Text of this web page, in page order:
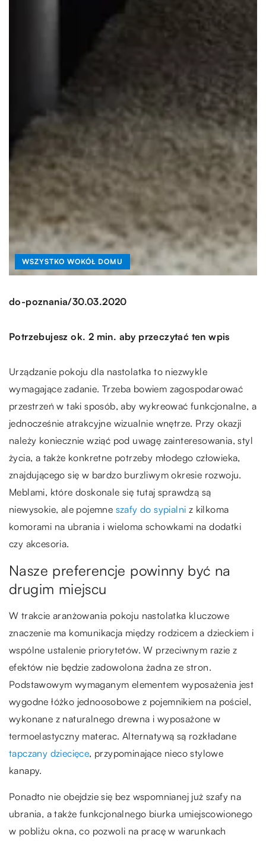
WSZYSTKO WOKÓŁ DOMU
do-poznania/30.03.2020
Potrzebujesz ok. 2 min. aby przeczytać ten wpis
Urządzanie pokoju dla nastolatka to niezwykle
wymagające zadanie. Trzeba bowiem zagospodarować
przestrzeń w taki sposób, aby wykreować funkcjonalne, a
jednocześnie atrakcyjne wizualnie wnętrze. Przy okazji
należy koniecznie wziąć pod uwagę zainteresowania, styl
życia, a także konkretne potrzeby młodego człowieka,
znajdującego się w bardzo burzliwym okresie rozwoju.
Meblami, które doskonale się tutaj sprawdzą są
niewysokie, ale pojemne szafy do sypialni z kilkoma
komorami na ubrania i wieloma schowkami na dodatki
czy akcesoria.
Nasze preferencje powinny być na
drugim miejscu
W trakcie aranżowania pokoju nastolatka kluczowe
znaczenie ma komunikacja między rodzicem a dzieckiem i
wspólne ustalenie priorytetów. W przeciwnym razie z
efektów nie będzie zadowolona żadna ze stron.
Podstawowym wymaganym elementem wyposażenia jest
wygodne łóżko jednoosobowe z pojemnikiem na pościel,
wykonane z naturalnego drewna i wyposażone w
termoelastyczny materac. Alternatywą są rozkładane
tapczany dziecięce, przypominające nieco stylowe
kanapy.
Ponadto nie obejdzie się bez wspomnianej już szafy na
ubrania, a także funkcjonalnego biurka umiejscowionego
w pobliżu okna, co pozwoli na pracę w warunkach